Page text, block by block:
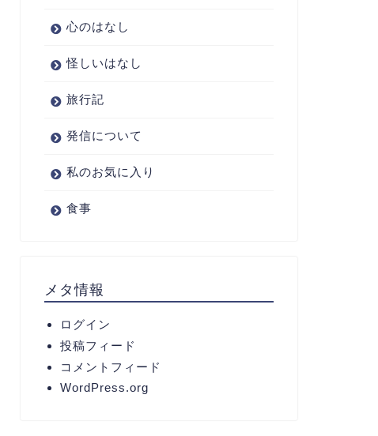
心のはなし
怪しいはなし
旅行記
発信について
私のお気に入り
食事
メタ情報
ログイン
投稿フィード
コメントフィード
WordPress.org